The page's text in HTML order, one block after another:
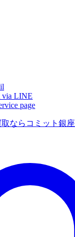
via LINE
page
ならコミット銀座